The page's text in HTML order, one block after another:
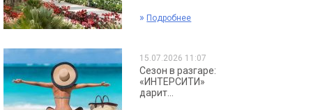
» Подробнее
15.07.2026 11:07
Сезон в разгаре:
«ИНТЕРСИТИ»
дарит...